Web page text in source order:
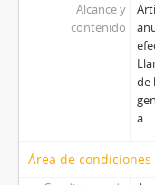
Alcance y
contenido
de
a ...
Área de condiciones